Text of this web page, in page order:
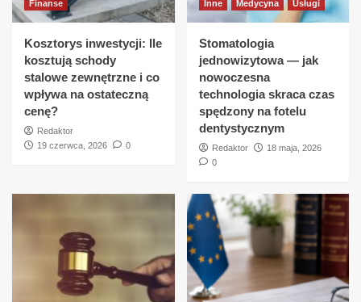
Finanse
Kosztorys inwestycji: Ile
kosztują schody
stalowe zewnętrzne i co
wpływa na ostateczną
cenę?
Redaktor
19 czerwca, 2026
0
Inne Medycyna Usługi
Stomatologia
jednowizytowa — jak
nowoczesna
technologia skraca czas
spędzony na fotelu
dentystycznym
Redaktor
18 maja, 2026
0